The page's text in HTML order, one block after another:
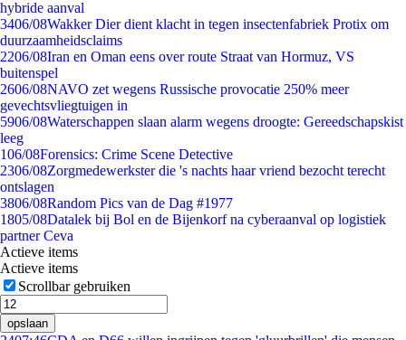
hybride aanval
3406/08Wakker Dier dient klacht in tegen insectenfabriek Protix om
duurzaamheidsclaims
2206/08Iran en Oman eens over route Straat van Hormuz, VS
buitenspel
2606/08NAVO zet wegens Russische provocatie 250% meer
gevechtsvliegtuigen in
5906/08Waterschappen slaan alarm wegens droogte: Gereedschapskist
leeg
106/08Forensics: Crime Scene Detective
2306/08Zorgmedewerkster die 's nachts haar vriend bezocht terecht
ontslagen
3806/08Random Pics van de Dag #1977
1805/08Datalek bij Bol en de Bijenkorf na cyberaanval op logistiek
partner Ceva
Actieve items
Actieve items
Scrollbar gebruiken
opslaan